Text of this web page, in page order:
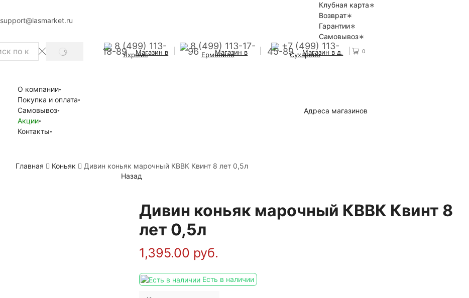
support@lasmarket.ru
Клубная карта
Возврат
Гарантии
Самовывоз
SEARCH
8 (499) 113-
18-89 Магазин в
Яхроме
8 (499) 113-17-
96 Магазин в
Ермолино
+7 (499) 113-
45-89 Магазин в д.
Сухарево 0
О компании
Покупка и оплата
Самовывоз
Акции
Контакты
Адреса магазинов
Главная Коньяк
Дивин коньяк марочный КВВК Квинт 8 лет 0,5л
Назад
Дивин коньяк марочный КВВК Квинт 8
лет 0,5л
1,395.00 руб.
Есть в наличии